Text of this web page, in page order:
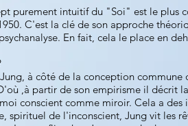
purement intuitif du "Soi" est le plus
C'est la clé de son approche
En fait, cela le place en
à côté de la conception
,à partir de son empirisme il décrit
conscient comme miroir. Cela a
spirituel de l'inconscient, Jung vit les